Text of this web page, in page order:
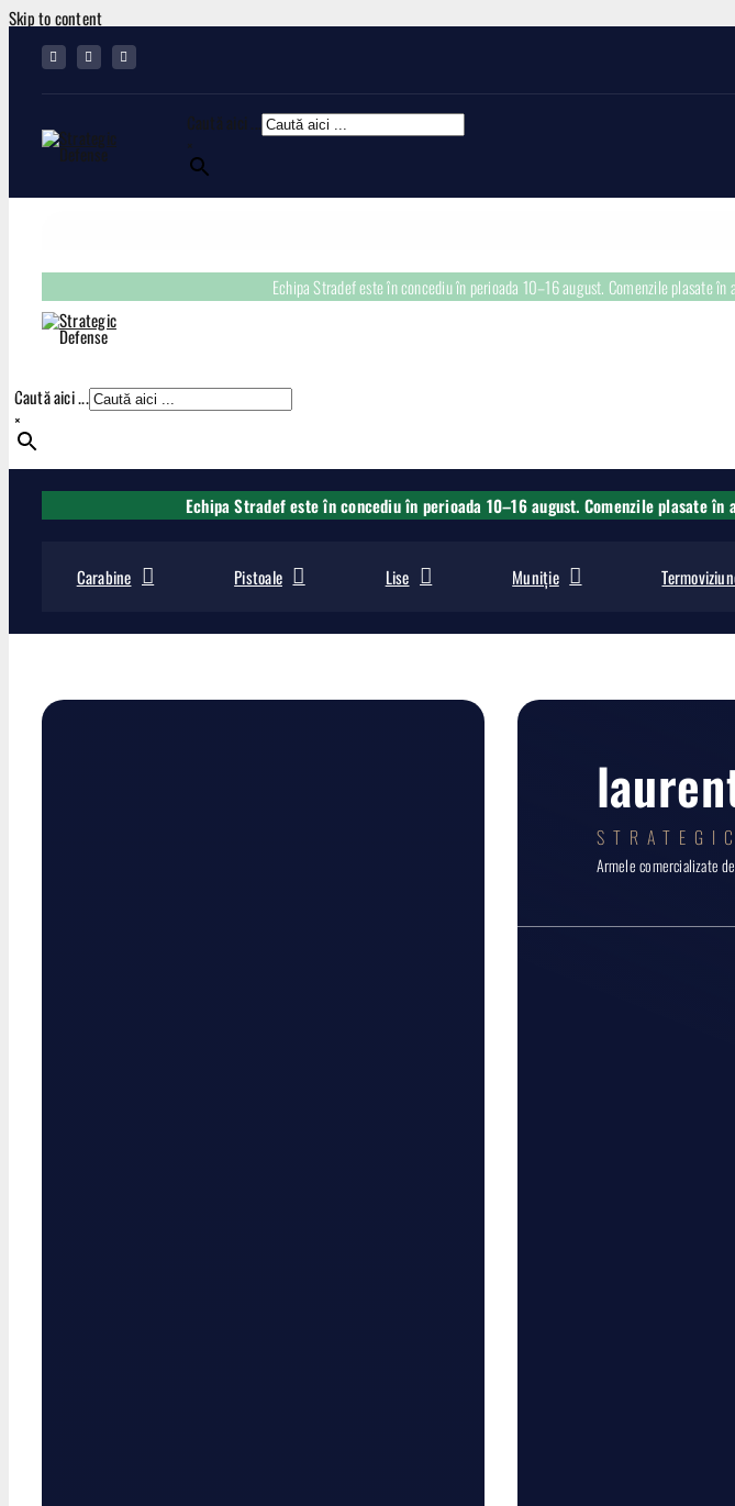
Skip to content
Caută aici ...
×
Echipa Stradef este în concediu în perioada 10–16 august. Comenzile plasate
Caută aici ...
×
Echipa Stradef este în concediu în perioada 10–16 august. Comenzile plasate
Carabine Pistoale Lise Muniție
Armele comercializate